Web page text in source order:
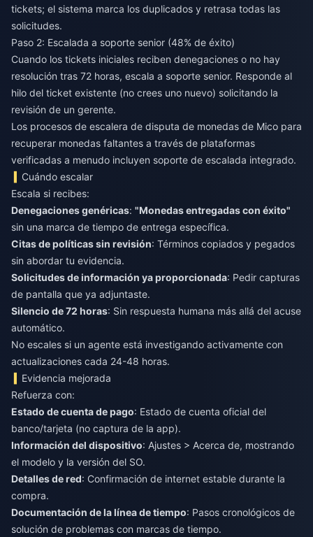
tickets; el sistema marca los duplicados y retrasa todas las
solicitudes.
Paso 2: Escalada a soporte senior (48% de éxito)
Cuando los tickets iniciales reciben denegaciones o no hay
resolución tras 72 horas, escala a soporte senior. Responde al
hilo del ticket existente (no crees uno nuevo) solicitando la
revisión de un gerente.
Los procesos de escalera de disputa de monedas de Mico para
recuperar monedas faltantes a través de plataformas
verificadas a menudo incluyen soporte de escalada integrado.
Cuándo escalar
Escala si recibes:
Denegaciones genéricas: "Monedas entregadas con éxito"
sin una marca de tiempo de entrega específica.
Citas de políticas sin revisión: Términos copiados y pegados
sin abordar tu evidencia.
Solicitudes de información ya proporcionada: Pedir capturas
de pantalla que ya adjuntaste.
Silencio de 72 horas: Sin respuesta humana más allá del acuse
automático.
No escales si un agente está investigando activamente con
actualizaciones cada 24-48 horas.
Evidencia mejorada
Refuerza con:
Estado de cuenta de pago: Estado de cuenta oficial del
banco/tarjeta (no captura de la app).
Información del dispositivo: Ajustes > Acerca de, mostrando
el modelo y la versión del SO.
Detalles de red: Confirmación de internet estable durante la
compra.
Documentación de la línea de tiempo: Pasos cronológicos de
solución de problemas con marcas de tiempo.